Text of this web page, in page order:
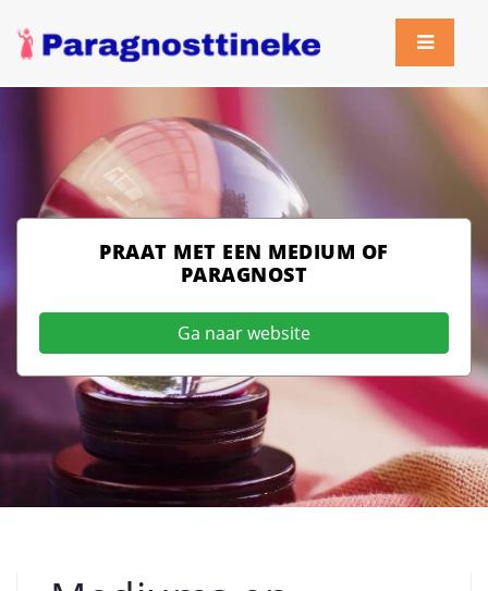
PRAAT MET EEN MEDIUM OF
PARAGNOST
Ga naar website